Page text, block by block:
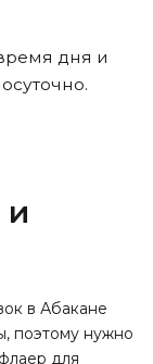
дня и
и
в Абакане
поэтому нужно
для